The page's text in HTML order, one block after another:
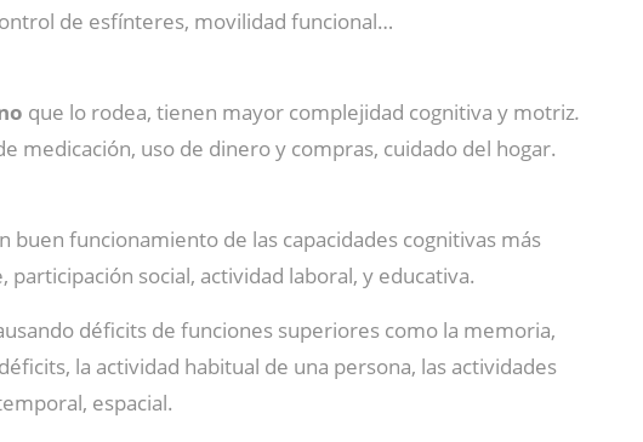
de esfínteres, movilidad funcional…
que lo rodea, tienen mayor complejidad cognitiva y motriz.
medicación, uso de dinero y compras, cuidado del hogar.
buen funcionamiento de las capacidades cognitivas más
social, actividad laboral, y educativa.
déficits de funciones superiores como la memoria,
la actividad habitual de una persona, las actividades
espacial.